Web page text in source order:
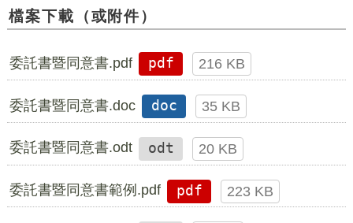
檔案下載（或附件）
委託書暨同意書.pdf pdf 216 KB
委託書暨同意書.doc doc 35 KB
委託書暨同意書.odt odt 20 KB
委託書暨同意書範例.pdf pdf 223 KB